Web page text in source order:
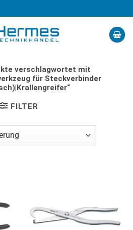
verschlagwortet mit
für Steckverbinder
FILTER